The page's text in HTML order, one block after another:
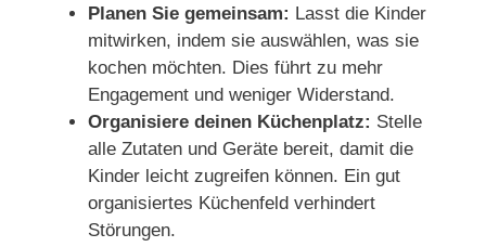
Planen Sie gemeinsam: Lasst die Kinder
mitwirken, indem sie auswählen, was sie
kochen möchten. Dies führt zu mehr
Engagement und weniger Widerstand.
Organisiere deinen Küchenplatz: Stelle
alle Zutaten und Geräte bereit, damit die
Kinder leicht zugreifen können. Ein gut
organisiertes Küchenfeld verhindert
Störungen.